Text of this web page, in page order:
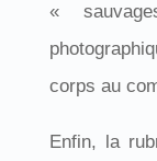
«
corps au
Enfin, la